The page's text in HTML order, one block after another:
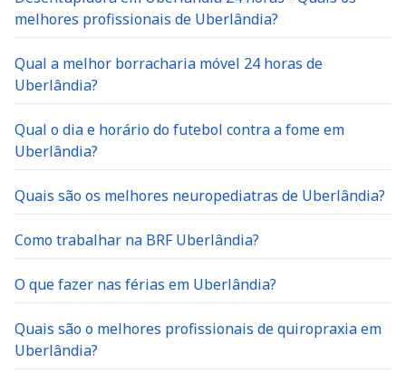
melhores profissionais de Uberlândia?
Qual a melhor borracharia móvel 24 horas de
Uberlândia?
Qual o dia e horário do futebol contra a fome em
Uberlândia?
Quais são os melhores neuropediatras de Uberlândia?
Como trabalhar na BRF Uberlândia?
O que fazer nas férias em Uberlândia?
Quais são o melhores profissionais de quiropraxia em
Uberlândia?